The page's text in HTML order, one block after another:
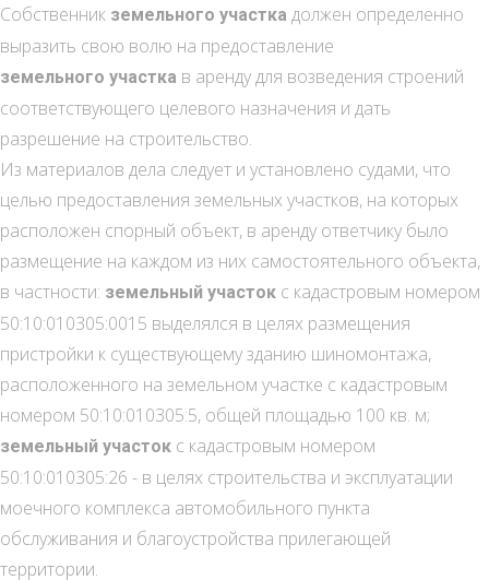
Собственник земельного участка должен определенно
выразить свою волю на предоставление
земельного участка в аренду для возведения строений
соответствующего целевого назначения и дать
разрешение на строительство.
Из материалов дела следует и установлено судами, что
целью предоставления земельных участков, на которых
расположен спорный объект, в аренду ответчику было
размещение на каждом из них самостоятельного объекта,
в частности: земельный участок с кадастровым номером
50:10:010305:0015 выделялся в целях размещения
пристройки к существующему зданию шиномонтажа,
расположенного на земельном участке с кадастровым
номером 50:10:010305:5, общей площадью 100 кв. м;
земельный участок с кадастровым номером
50:10:010305:26 - в целях строительства и эксплуатации
моечного комплекса автомобильного пункта
обслуживания и благоустройства прилегающей
территории.